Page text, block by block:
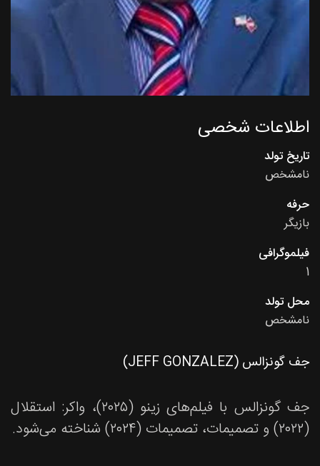
اطلاعات شخصی
تاریخ تولد
نامشخص
حرفه
بازیگر
فیلموگرافی
1
محل تولد
نامشخص
جف گونزالس (JEFF GONZALEZ)
جف گونزالس با فیلم‌های زینو (۲۰۲۵)، واکر: استقلال
(۲۰۲۲) و تصمیمات، تصمیمات (۲۰۲۴) شناخته می‌شود.